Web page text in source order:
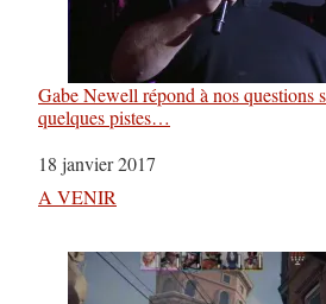
Gabe Newell répond à nos questions
quelques pistes…
Date
18 janvier 2017
Par rapport à
A VENIR